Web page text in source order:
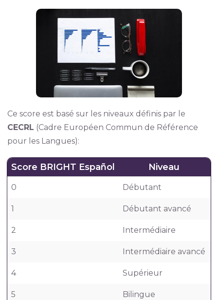
Ce score est basé sur les niveaux définis par le
CECRL (Cadre Européen Commun de Référence
pour les Langues):
Score BRIGHT Español Niveau
0 Débutant
1 Débutant avancé
2 Intermédiaire
3 Intermédiaire avancé
4 Supérieur
5 Bilingue